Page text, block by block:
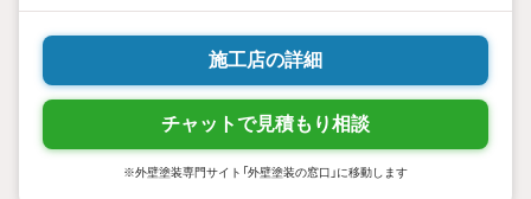
施工店の詳細
チャットで見積もり相談
※外壁塗装専門サイト「外壁塗装の窓口」に移動します